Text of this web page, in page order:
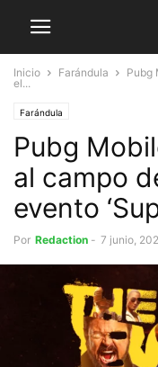
Inicio Farándula
Pubg
el...
Farándula
Pubg
al campo
evento
Por Redaction - 7 junio,